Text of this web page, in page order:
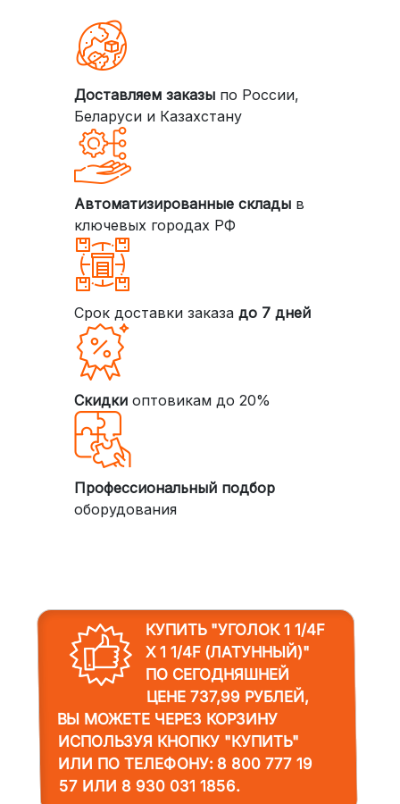
Доставляем заказыпо России,
Беларуси и Казахстану
Автоматизированные складыв
ключевых городах РФ
Срок доставки заказа до 7 дней
Скидкиоптовикам до 20%
Профессиональный подбор
оборудования
КУПИТЬ "УГОЛОК 1 1/4F
Х 1 1/4F (ЛАТУННЫЙ)"
ПО СЕГОДНЯШНЕЙ
ЦЕНЕ 737,99 РУБЛЕЙ,
ВЫ МОЖЕТЕ ЧЕРЕЗ КОРЗИНУ
ИСПОЛЬЗУЯ КНОПКУ "КУПИТЬ"
ИЛИ ПО ТЕЛЕФОНУ: 8 800 777 19
57ИЛИ 8 930 031 1856.